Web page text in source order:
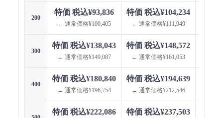
200
特価 税込¥93,836
← 通常価格¥100,405
特価 税込¥104,234
← 通常価格¥111,949
300
特価 税込¥138,043
← 通常価格¥149,087
特価 税込¥148,572
← 通常価格¥161,053
400
特価 税込¥180,840
← 通常価格¥196,754
特価 税込¥194,639
← 通常価格¥212,546
特価 税込¥222,086 特価 税込¥237,503